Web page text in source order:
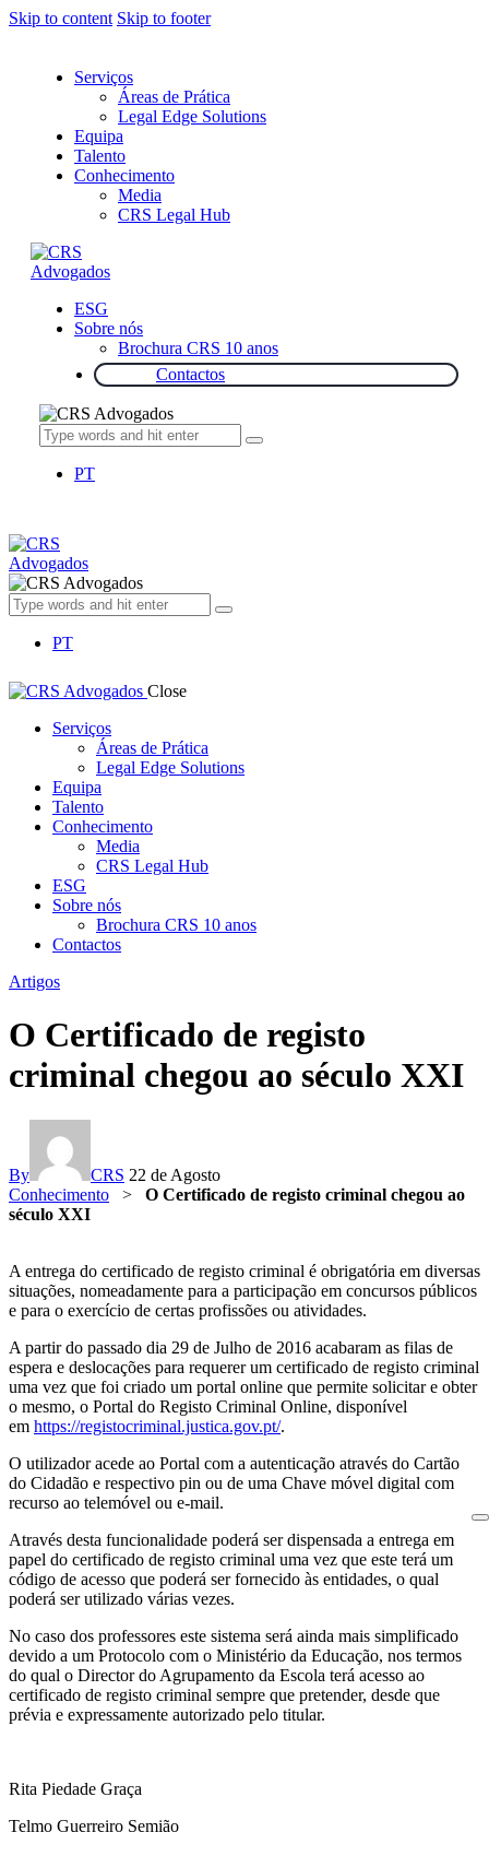
Skip to content Skip to footer
Serviços
Áreas de Prática
Legal Edge Solutions
Equipa
Talento
Conhecimento
Media
CRS Legal Hub
ESG
Sobre nós
Brochura CRS 10 anos
Contactos
PT
PT
Close
Serviços
Áreas de Prática
Legal Edge Solutions
Equipa
Talento
Conhecimento
Media
CRS Legal Hub
ESG
Sobre nós
Brochura CRS 10 anos
Contactos
Artigos
O Certificado de registo
criminal chegou ao século XXI
By CRS 22 de Agosto
Conhecimento > O Certificado de registo criminal chegou ao
século XXI
A entrega do certificado de registo criminal é obrigatória em diversas
situações, nomeadamente para a participação em concursos públicos
e para o exercício de certas profissões ou atividades.
A partir do passado dia 29 de Julho de 2016 acabaram as filas de
espera e deslocações para requerer um certificado de registo criminal
uma vez que foi criado um portal online que permite solicitar e obter
o mesmo, o Portal do Registo Criminal Online, disponível
em https://registocriminal.justica.gov.pt/.
O utilizador acede ao Portal com a autenticação através do Cartão
do Cidadão e respectivo pin ou de uma Chave móvel digital com
recurso ao telemóvel ou e-mail.
Através desta funcionalidade poderá ser dispensada a entrega em
papel do certificado de registo criminal uma vez que este terá um
código de acesso que poderá ser fornecido às entidades, o qual
poderá ser utilizado várias vezes.
No caso dos professores este sistema será ainda mais simplificado
devido a um Protocolo com o Ministério da Educação, nos termos
do qual o Director do Agrupamento da Escola terá acesso ao
certificado de registo criminal sempre que pretender, desde que
prévia e expressamente autorizado pelo titular.
Rita Piedade Graça
Telmo Guerreiro Semião